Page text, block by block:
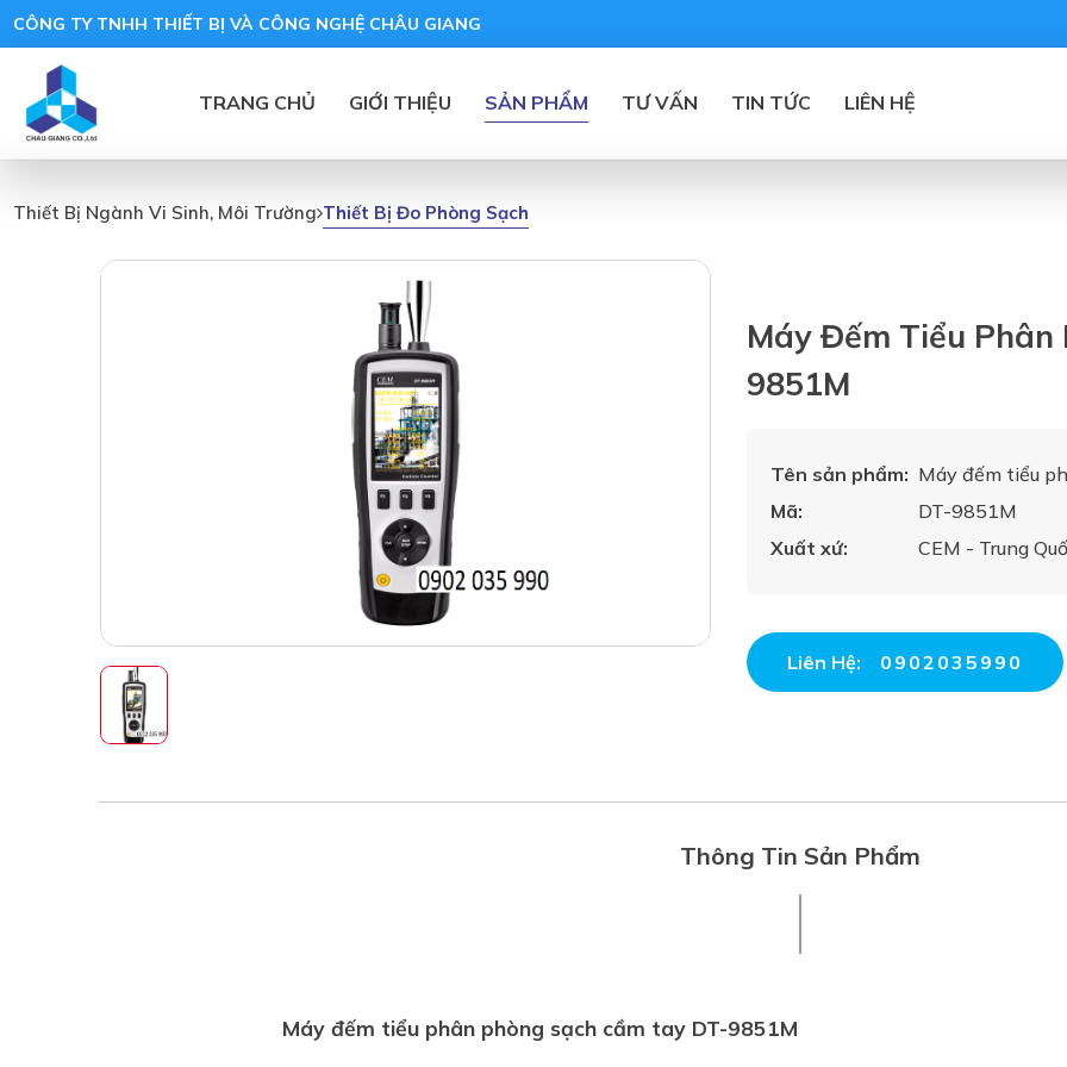
CÔNG TY TNHH THIẾT BỊ VÀ CÔNG NGHỆ CHÂU GIANG
TRANG CHỦ GIỚI THIỆU SẢN PHẨM TƯ VẤN TIN TỨC LIÊN HỆ
Thiết Bị Ngành Vi Sinh, Môi Trường Thiết Bị Đo Phòng Sạch
Máy Đếm Tiểu Phân
9851M
Tên sản phẩm: Máy đếm tiểu
Mã:
DT-9851M
Xuất xứ:
CEM - Trung
Liên Hệ: 0902035990
Thông Tin Sản Phẩm
Máy đếm tiểu phân phòng sạch cầm tay DT-9851M